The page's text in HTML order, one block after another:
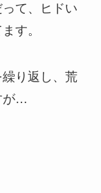
って、ヒドい
す。
り返し、荒
が…